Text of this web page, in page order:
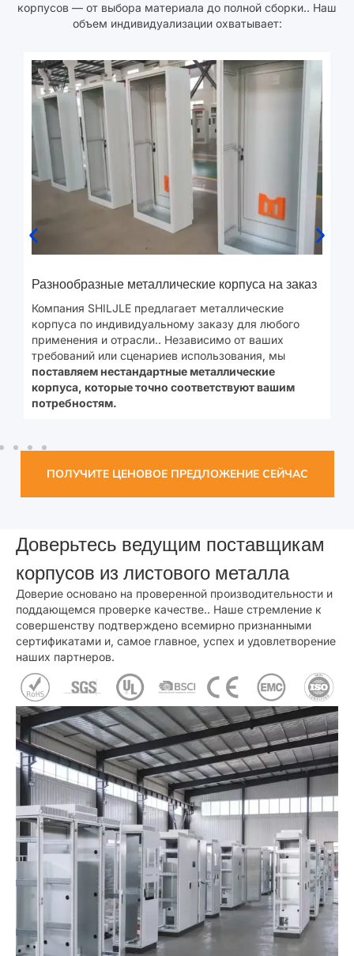
корпусов — от выбора материала до полной сборки.. Наш
объем индивидуализации охватывает:
Разнообразные металлические корпуса на заказ
Компания SHILJLE предлагает металлические
корпуса по индивидуальному заказу для любого
применения и отрасли.. Независимо от ваших
требований или сценариев использования, мы
поставляем нестандартные металлические
корпуса, которые точно соответствуют вашим
потребностям.
ПОЛУЧИТЕ ЦЕНОВОЕ ПРЕДЛОЖЕНИЕ СЕЙЧАС
Доверьтесь ведущим поставщикам
корпусов из листового металла
Доверие основано на проверенной производительности и
поддающемся проверке качестве.. Наше стремление к
совершенству подтверждено всемирно признанными
сертификатами и, самое главное, успех и удовлетворение
наших партнеров.